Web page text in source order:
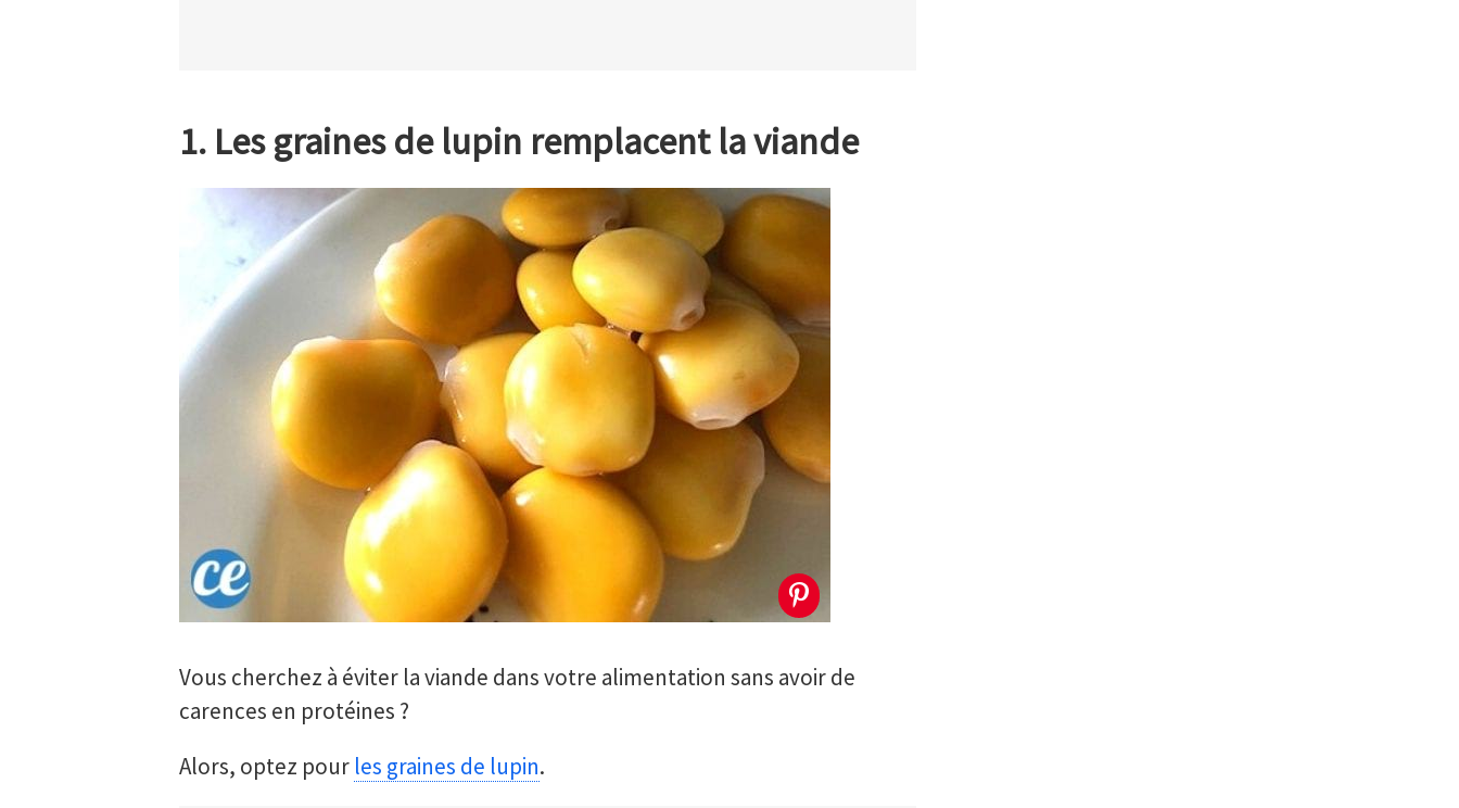
1. Les graines de lupin remplacent la viande
Vous cherchez à éviter la viande dans votre alimentation sans avoir de
carences en protéines ?
Alors, optez pour les graines de lupin.